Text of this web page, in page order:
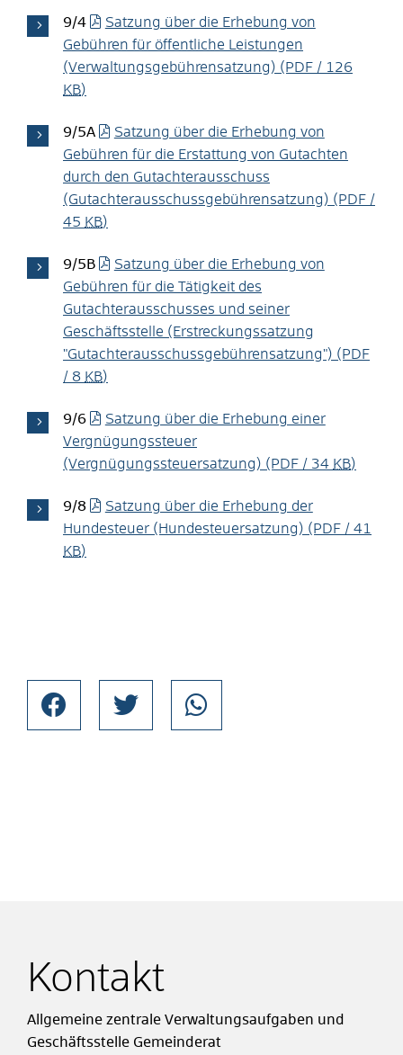
9/4
Satzung über die Erhebung von
Gebühren für öffentliche Leistungen
(Verwaltungsgebührensatzung) (PDF / 126
KB)
9/5A
Satzung über die Erhebung von
Gebühren für die Erstattung von Gutachten
durch den Gutachterausschuss
(Gutachterausschussgebührensatzung) (PDF /
45 KB)
9/5B
Satzung über die Erhebung von
Gebühren für die Tätigkeit des
Gutachterausschusses und seiner
Geschäftsstelle (Erstreckungssatzung
"Gutachterausschussgebührensatzung") (PDF
/ 8 KB)
9/6
Satzung über die Erhebung einer
Vergnügungssteuer
(Vergnügungssteuersatzung) (PDF / 34 KB)
9/8
Satzung über die Erhebung der
Hundesteuer (Hundesteuersatzung) (PDF / 41
KB)
Kontakt
Allgemeine zentrale Verwaltungsaufgaben und
Geschäftsstelle Gemeinderat